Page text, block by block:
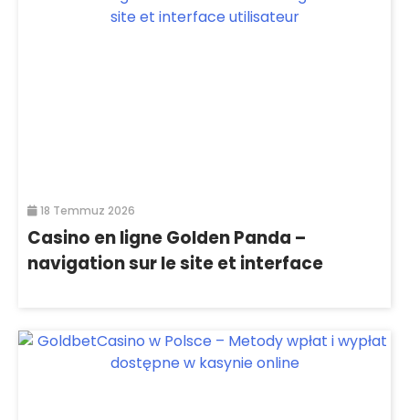
18 Temmuz 2026
Casino en ligne Golden Panda –
navigation sur le site et interface